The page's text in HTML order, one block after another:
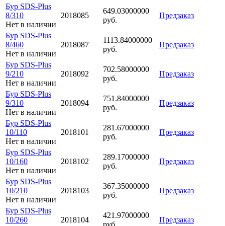
Бур SDS-Plus
8/310
Нет в наличии
2018085
649.03000000
руб.
Предзаказ
Бур SDS-Plus
8/460
Нет в наличии
2018087
1113.84000000
руб.
Предзаказ
Бур SDS-Plus
9/210
Нет в наличии
2018092
702.58000000
руб.
Предзаказ
Бур SDS-Plus
9/310
Нет в наличии
2018094
751.84000000
руб.
Предзаказ
Бур SDS-Plus
10/110
Нет в наличии
2018101
281.67000000
руб.
Предзаказ
Бур SDS-Plus
10/160
Нет в наличии
2018102
289.17000000
руб.
Предзаказ
Бур SDS-Plus
10/210
Нет в наличии
2018103
367.35000000
руб.
Предзаказ
Бур SDS-Plus
10/260
2018104
421.97000000
руб.
Предзаказ